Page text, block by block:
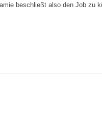
beschließt also den Job zu